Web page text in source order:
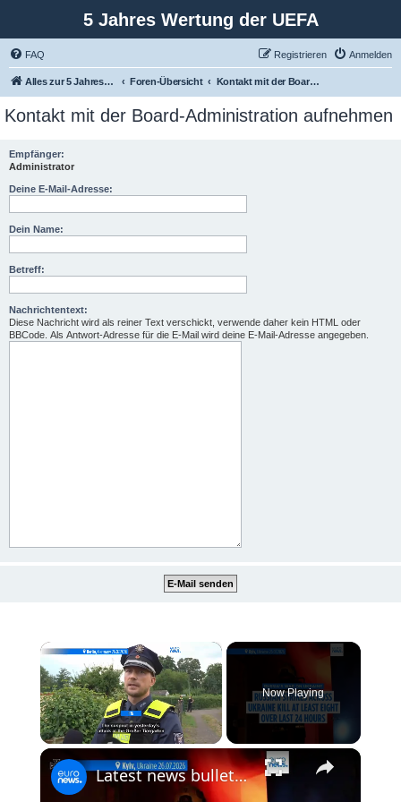
5 Jahres Wertung der UEFA
FAQ Anmelden
Registrieren
Alles zur 5 Jahreswertung / Tabelle der UEFA mit vielen Statistiken. Foren-Übersicht Kontakt mit der Board-Administration aufnehmen
Kontakt mit der Board-Administration aufnehmen
Empfänger:
Administrator
Deine E-Mail-Adresse:
Dein Name:
Betreff:
Nachrichtentext:
Diese Nachricht wird als reiner Text verschickt, verwende daher kein HTML oder
BBCode. Als Antwort-Adresse für die E-Mail wird deine E-Mail-Adresse angegeben.
×
Now Playing
×
Latest news bulletin | July 27th, 2026 – Morning